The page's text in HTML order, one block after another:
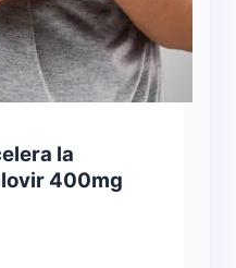
la
400mg